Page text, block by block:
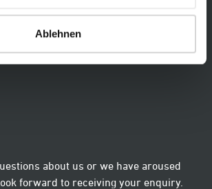
Ablehnen
about us or we have aroused
forward to receiving your enquiry.